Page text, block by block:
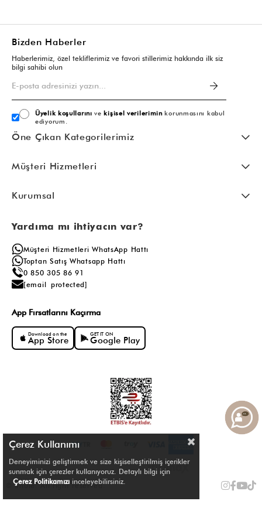
Bizden Haberler
Haberlerimiz, özel tekliflerimiz ve favori stillerimiz hakkında ilk siz
bilgi sahibi olun
Üyelik koşullarını vekişisel verileriminkorunmasını kabul
ediyorum.
Öne Çıkan Kategorilerimiz
Müşteri Hizmetleri
Kurumsal
Yardıma mı ihtiyacın var?
Müşteri Hizmetleri WhatsApp Hattı
Toptan Satış Whatsapp Hattı
0 850 305 86 91
[email protected]
App Fırsatlarını Kaçırma
Download on the
App Store
GET IT ON
Google Play
© Shule. All right reserved.
Çerez Kullanımı
Deneyiminizi geliştirmek ve size kişiselleştirilmiş içerikler
sunmak için çerezler kullanıyoruz. Detaylı bilgi için
Çerez Politikamızı inceleyebilirsiniz.